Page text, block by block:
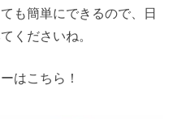
も簡単にできるので、日
くださいね。
はこちら！